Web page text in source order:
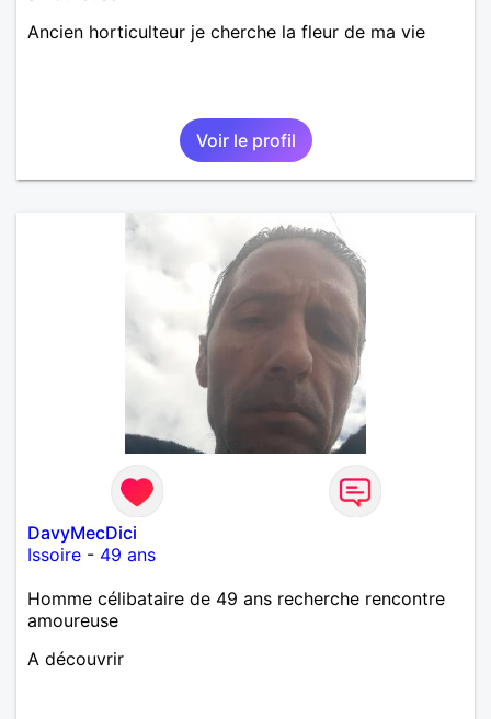
Ancien horticulteur je cherche la fleur de ma vie
Voir le profil
DavyMecDici
Issoire - 49 ans
Homme célibataire de 49 ans recherche rencontre
amoureuse
A découvrir